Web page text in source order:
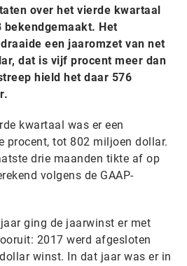
over het vierde kwartaal
bekendgemaakt. Het
een jaaromzet van net
dat is vijf procent meer dan
hield het daar 576
kwartaal was er een
procent, tot 802 miljoen dollar.
drie maanden tikte af op
volgens de GAAP-
ging de jaarwinst er met
2017 werd afgesloten
winst. In dat jaar was er in